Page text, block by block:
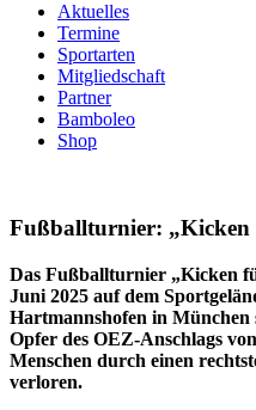
Aktuelles
Termine
Sportarten
Mitgliedschaft
Partner
Bamboleo
Shop
Fußballturnier: „Kicken
Das Fußballturnier „Kicken
Juni 2025 auf dem
Hartmannshofen in
Opfer des OEZ-Anschlags
Menschen durch einen
verloren.